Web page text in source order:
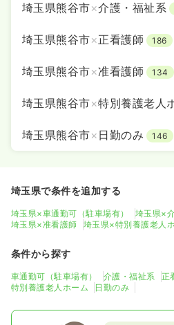
埼玉県熊谷市×介護・福祉系
埼玉県熊谷市×正看護師 186
埼玉県熊谷市×准看護師 134
埼玉県熊谷市×特別養護老人
埼玉県熊谷市× 日勤のみ 146
埼玉県で条件を追加する
埼玉県×車通勤可（駐車場有） 埼玉県×
埼玉県×准看護師
埼玉県×特別養護老人
条件から探す
車通勤可（駐車場有） 介護・福祉系 正
特別養護老人ホーム
日勤のみ